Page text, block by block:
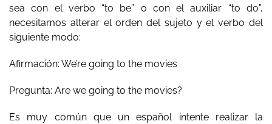
sea con el verbo “to be” o con el auxiliar “to do”,
necesitamos alterar el orden del sujeto y el verbo del
siguiente modo:
Afirmación: We’re going to the movies
Pregunta: Are we going to the movies?
Es muy común que un español intente realizar la